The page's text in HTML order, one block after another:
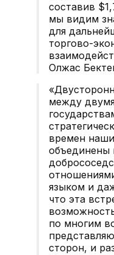
составив
мы видим
для
торгово-
Олжас
между
времен
объединены
языком и
что эта
по многим
сторон, и